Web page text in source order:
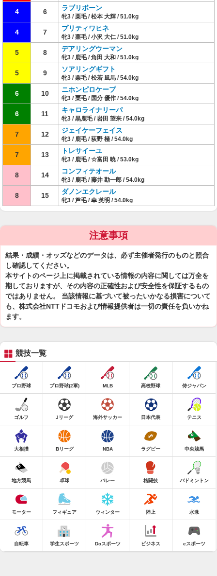
4 6 ラブリボーン
牝3 / 栗毛 / 松本 大輝 / 51.0kg
4 7 プリティワヒネ
牝3 / 栗毛 / 小沢 大仁 / 51.0kg
5 8 デアリングウーマン
牝3 / 鹿毛 / 角田 大和 / 51.0kg
5 9 ソアリングギフト
牝3 / 栗毛 / 松若 風馬 / 54.0kg
6 10 ニホンピロケープ
牝3 / 栗毛 / 国分 優作 / 54.0kg
6 11 キャロライナリーパ
牝3 / 黒鹿毛 / 岩田 望来 / 54.0kg
7 12 ジェイケーフェイス
牝3 / 鹿毛 / 荻野 極 / 54.0kg
7 13 トレサイーユ
牝3 / 鹿毛 / ☆富田 暁 / 53.0kg
8 14 コンフィテオール
牝3 / 鹿毛 / 藤井 勘一郎 / 54.0kg
8 15 ダノンエクレール
牝3 / 芦毛 / 幸 英明 / 54.0kg
注意事項
結果・成績・オッズなどのデータは、必ず主催者発行のものと照合
し確認してください。
本サイトのページ上に掲載されている情報の内容に関しては万全を
期しておりますが、その内容の正確性および安全性を保証するもの
ではありません。 当該情報に基づいて被ったいかなる損害について
も、株式会社NTTドコモおよび情報提供者は一切の責任を負いかね
ます。
競技一覧
プロ野球 プロ野球(2軍) MLB 高校野球 侍ジャパン
ゴルフ Jリーグ 海外サッカー 日本代表 テニス
大相撲 Bリーグ NBA ラグビー 中央競馬
地方競馬 卓球 バレー 格闘技 バドミントン
モーター フィギュア ウィンター 陸上 水泳
自転車 学生スポーツ Doスポーツ ビジネス eスポーツ